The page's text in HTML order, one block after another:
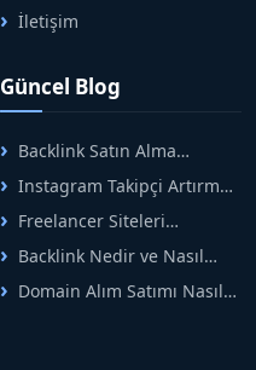
İletişim
Güncel Blog
Backlink Satın Alma
Rehberi: Güvenli SEO İçin
Doğru Adımlar
Instagram Takipçi Artırma
Yöntemleri: Organik Büyüme
Rehberi
Freelancer Siteleri
Arasında Doğru Seçim Nasıl
Yapılır
Backlink Nedir ve Nasıl
Alınır? Etkili Yöntemler
Domain Alım Satımı Nasıl